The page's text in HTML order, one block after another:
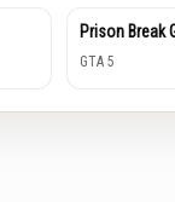
Prison Break
GTA 5